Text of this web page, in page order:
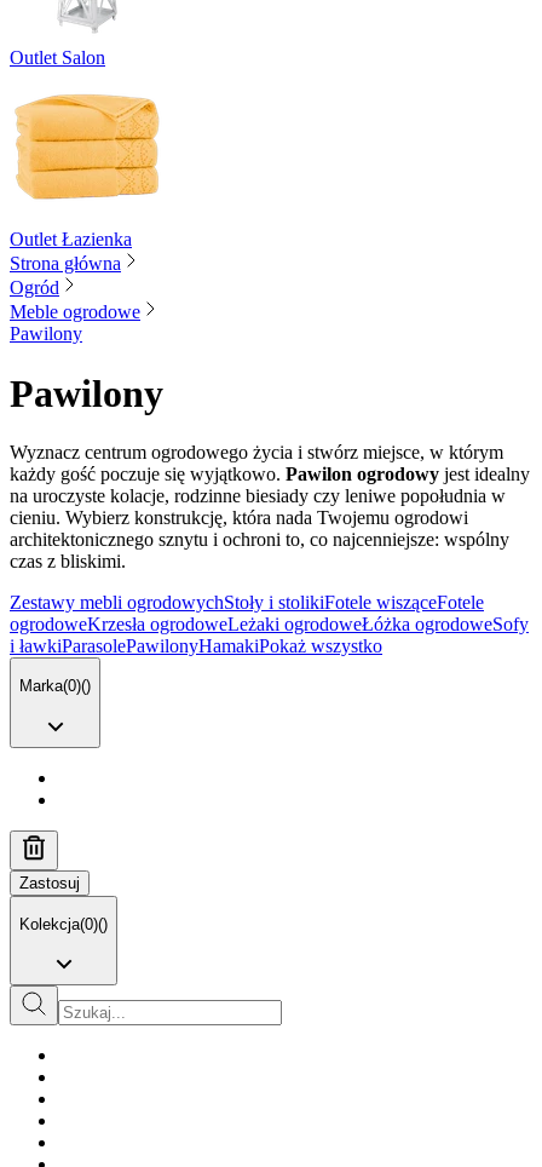
Outlet Salon
Outlet Łazienka
Strona główna
Ogród
Meble ogrodowe
Pawilony
Pawilony
Wyznacz centrum ogrodowego życia i stwórz miejsce, w którym
każdy gość poczuje się wyjątkowo. Pawilon ogrodowy jest idealny
na uroczyste kolacje, rodzinne biesiady czy leniwe popołudnia w
cieniu. Wybierz konstrukcję, która nada Twojemu ogrodowi
architektonicznego sznytu i ochroni to, co najcenniejsze: wspólny
czas z bliskimi.
Zestawy mebli ogrodowychStoły i stolikiFotele wisząceFotele
ogrodoweKrzesła ogrodoweLeżaki ogrodoweŁóżka ogrodoweSofy
i ławkiParasolePawilonyHamakiPokaż wszystko
Marka(0)()
Zastosuj
Kolekcja(0)()